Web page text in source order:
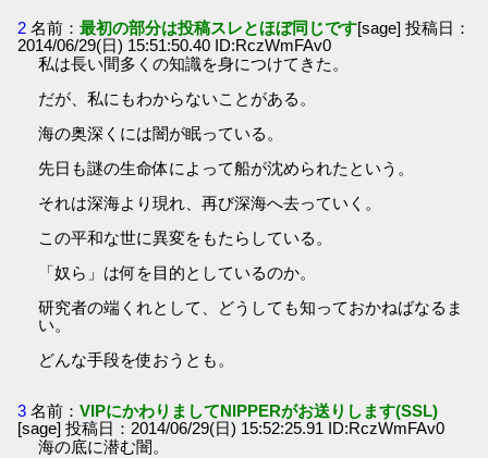
2 名前：最初の部分は投稿スレとほぼ同じです[sage] 投稿日：
2014/06/29(日) 15:51:50.40 ID:RczWmFAv0
私は長い間多くの知識を身につけてきた。
だが、私にもわからないことがある。
海の奥深くには闇が眠っている。
先日も謎の生命体によって船が沈められたという。
それは深海より現れ、再び深海へ去っていく。
この平和な世に異変をもたらしている。
「奴ら」は何を目的としているのか。
研究者の端くれとして、どうしても知っておかねばなるま
い。
どんな手段を使おうとも。
3 名前：VIPにかわりましてNIPPERがお送りします(SSL)
[sage] 投稿日：2014/06/29(日) 15:52:25.91 ID:RczWmFAv0
海の底に潜む闇。